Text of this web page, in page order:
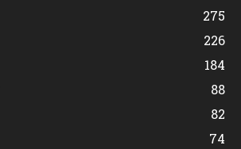
275
226
184
88
82
74